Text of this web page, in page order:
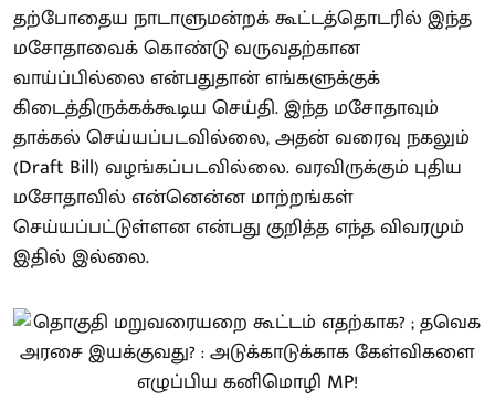
தற்போதைய நாடாளுமன்றக் கூட்டத்தொடரில் இந்த
மசோதாவைக் கொண்டு வருவதற்கான
வாய்ப்பில்லை என்பதுதான் எங்களுக்குக்
கிடைத்திருக்கக்கூடிய செய்தி. இந்த மசோதாவும்
தாக்கல் செய்யப்படவில்லை, அதன் வரைவு நகலும்
(Draft Bill) வழங்கப்படவில்லை. வரவிருக்கும் புதிய
மசோதாவில் என்னென்ன மாற்றங்கள்
செய்யப்பட்டுள்ளன என்பது குறித்த எந்த விவரமும்
இதில் இல்லை.